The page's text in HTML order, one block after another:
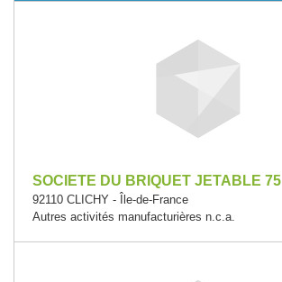
SOCIETE DU BRIQUET JETABLE 75
92110 CLICHY - Île-de-France
Autres activités manufacturières n.c.a.